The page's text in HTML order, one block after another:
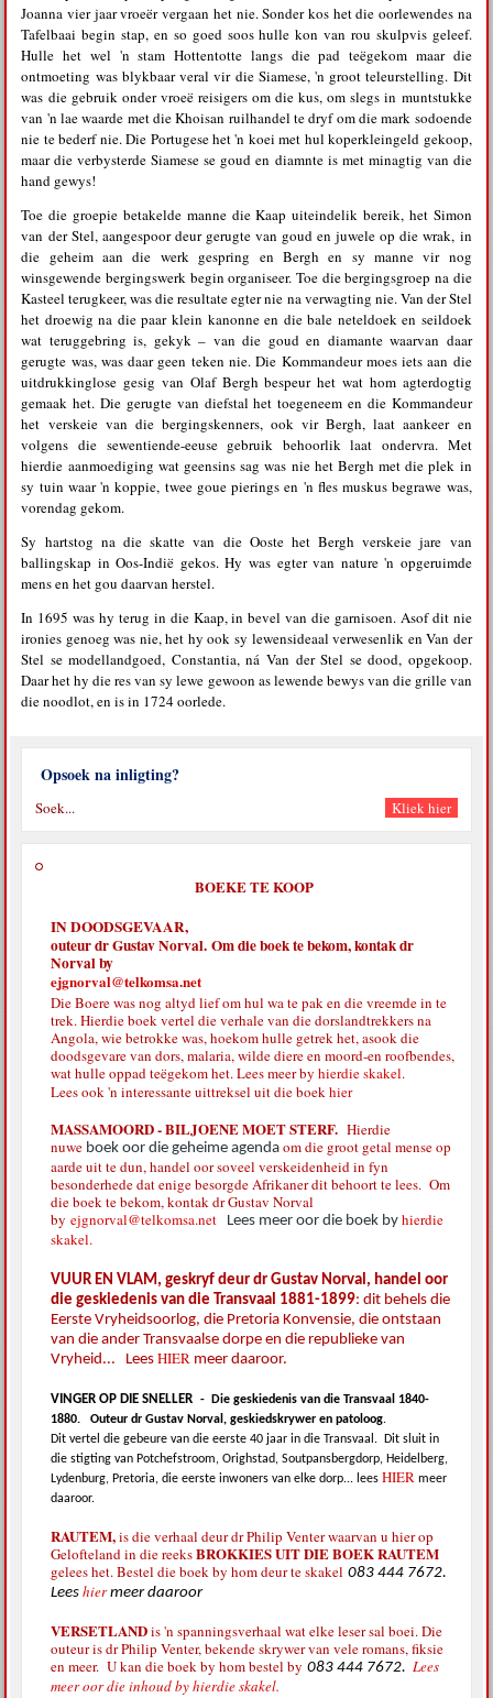
Joanna vier jaar vroeër vergaan het nie. Sonder kos het die oorlewendes na
Tafelbaai begin stap, en so goed soos hulle kon van rou skulpvis geleef.
Hulle het wel 'n stam Hottentotte langs die pad teëgekom maar die
ontmoeting was blykbaar veral vir die Siamese, 'n groot teleurstelling. Dit
was die gebruik onder vroeë reisigers om die kus, om slegs in muntstukke
van 'n lae waarde met die Khoisan ruilhandel te dryf om die mark sodoende
nie te bederf nie. Die Portugese het 'n koei met hul koperkleingeld gekoop,
maar die verbysterde Siamese se goud en diamnte is met minagtig van die
hand gewys!
Toe die groepie betakelde manne die Kaap uiteindelik bereik, het Simon
van der Stel, aangespoor deur gerugte van goud en juwele op die wrak, in
die geheim aan die werk gespring en Bergh en sy manne vir nog
winsgewende bergingswerk begin organiseer. Toe die bergingsgroep na die
Kasteel terugkeer, was die resultate egter nie na verwagting nie. Van der Stel
het droewig na die paar klein kanonne en die bale neteldoek en seildoek
wat teruggebring is, gekyk – van die goud en diamante waarvan daar
gerugte was, was daar geen teken nie. Die Kommandeur moes iets aan die
uitdrukkinglose gesig van Olaf Bergh bespeur het wat hom agterdogtig
gemaak het. Die gerugte van diefstal het toegeneem en die Kommandeur
het verskeie van die bergingskenners, ook vir Bergh, laat aankeer en
volgens die sewentiende-eeuse gebruik behoorlik laat ondervra. Met
hierdie aanmoediging wat geensins sag was nie het Bergh met die plek in
sy tuin waar 'n koppie, twee goue pierings en 'n fles muskus begrawe was,
vorendag gekom.
Sy hartstog na die skatte van die Ooste het Bergh verskeie jare van
ballingskap in Oos-Indië gekos. Hy was egter van nature 'n opgeruimde
mens en het gou daarvan herstel.
In 1695 was hy terug in die Kaap, in bevel van die garnisoen. Asof dit nie
ironies genoeg was nie, het hy ook sy lewensideaal verwesenlik en Van der
Stel se modellandgoed, Constantia, ná Van der Stel se dood, opgekoop.
Daar het hy die res van sy lewe gewoon as lewende bewys van die grille van
die noodlot, en is in 1724 oorlede.
Opsoek na inligting?
BOEKE TE KOOP
IN DOODSGEVAAR,
outeur dr Gustav Norval. Om die boek te bekom, kontak dr
Norval by
ejgnorval@telkomsa.net
Die Boere was nog altyd lief om hul wa te pak en die vreemde in te
trek. Hierdie boek vertel die verhale van die dorslandtrekkers na
Angola, wie betrokke was, hoekom hulle getrek het, asook die
doodsgevare van dors, malaria, wilde diere en moord-en roofbendes,
wat hulle oppad teëgekom het. Lees meer byhierdie skakel.
Lees ook 'n interessante uittreksel uit die boekhier
MASSAMOORD - BILJOENE MOET STERF.Hierdie
nuwe boek oor die geheime agenda om die groot getal mense op
aarde uit te dun, handel oor soveel verskeidenheid in fyn
besonderhede dat enige besorgde Afrikaner dit behoort te lees. Om
die boek te bekom, kontak dr Gustav Norval
byejgnorval@telkomsa.net Lees meer oor die boek byhierdie
skakel.
VUUR EN VLAM, geskryf deur dr Gustav Norval, handel oor
die geskiedenis van die Transvaal 1881-1899: dit behels die
Eerste Vryheidsoorlog, die Pretoria Konvensie, die ontstaan
van die ander Transvaalse dorpe en die republieke van
Vryheid... Lees HIER meer daaroor.
VINGER OP DIE SNELLER -Die geskiedenis van die Transvaal 1840-
1880.Outeur dr Gustav Norval, geskiedskrywer en patoloog.
Dit vertel die gebeure van die eerste 40 jaar in die Transvaal.Dit sluit in
die stigting van Potchefstroom, Orighstad, Soutpansbergdorp, Heidelberg,
Lydenburg, Pretoria, die eerste inwoners van elke dorp... leesHIER meer
daaroor.
RAUTEM,is die verhaal deur dr Philip Venter waarvan u hier op
Gelofteland in die reeksBROKKIES UIT DIE BOEK RAUTEM
gelees het. Bestel die boek by hom deur te skakel083 444 7672.
Leeshiermeer daaroor
VERSETLANDis 'n spanningsverhaal wat elke leser sal boei. Die
outeur is dr Philip Venter, bekende skrywer van vele romans, fiksie
en meer. U kan die boek by hom bestel by083 444 7672.Lees
meer oor die inhoud by hierdie skakel.